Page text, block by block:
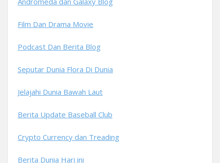
Film Dan Drama Movie
Podcast Dan Berita Blog
Seputar Dunia Flora Di Dunia
Jelajahi Dunia Bawah Laut
Berita Update Baseball Club
Crypto Currency dan Treading
Berita Dunia Hari ini